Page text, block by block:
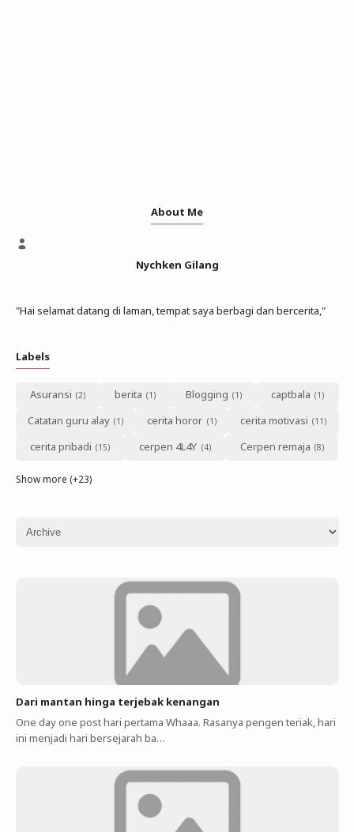
About Me
Nychken Gilang
"Hai selamat datang di laman, tempat saya berbagi dan bercerita,"
Labels
Asuransi berita Blogging
captbala
Catatan guru alay
cerita horor
cerita motivasi
cerita pribadi
cerpen 4L4Y Cerpen remaja
Show more (+23)
Dari mantan hinga terjebak kenangan
One day one post hari pertama Whaaa. Rasanya pengen teriak, hari
ini menjadi hari bersejarah ba…